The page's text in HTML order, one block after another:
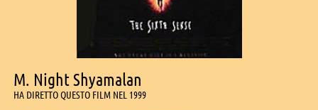
M. Night Shyamalan
HA DIRETTO QUESTO FILM NEL 1999